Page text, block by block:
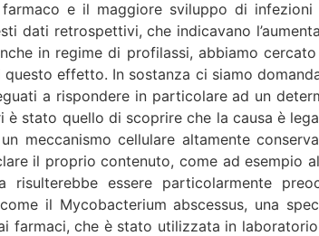
farmaco e il maggiore sviluppo di
dati retrospettivi, che indicavano
in regime di profilassi, abbiamo
effetto. In sostanza ci siamo
a rispondere in particolare ad un
stato quello di scoprire che la causa è
meccanismo cellulare altamente
il proprio contenuto, come ad esempio
risulterebbe essere particolarmente
il Mycobacterium abscessus, una
farmaci, che è stato utilizzata in